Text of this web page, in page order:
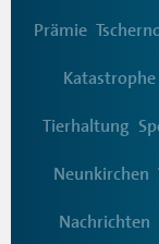
Prämie
Katastrophe
Tierhaltung
Neunkirchen
Nachrichten